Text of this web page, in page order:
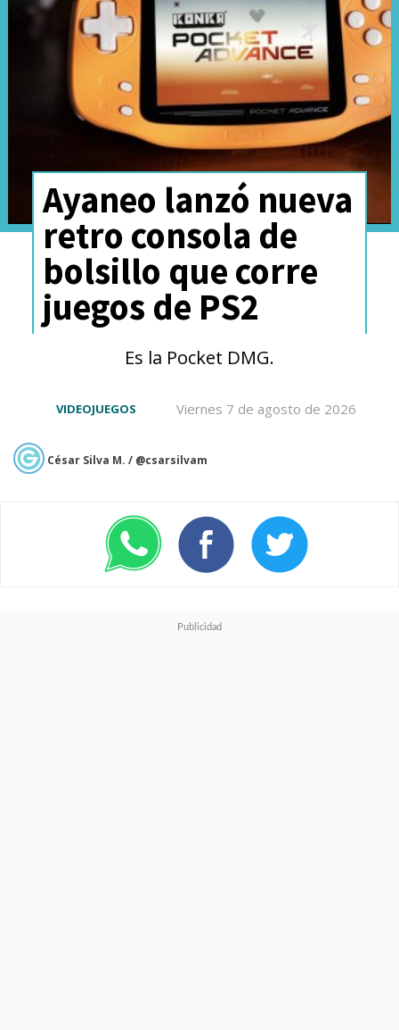
agostoy luegose repetirá
entre el 14 y el 17 del mismo
, y que Battlefield 6 estará
disponible enPlayStation 5, PC
y Xbox Series.
Ayaneo lanzó nueva
retro consola de
bolsillo que corre
juegos de PS2
Es la Pocket DMG.
Viernes 7 de agosto de 2026
VIDEOJUEGOS
César Silva M. / @csarsilvam